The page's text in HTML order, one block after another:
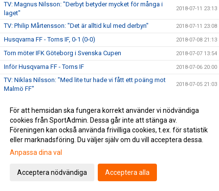
TV: Magnus Nilsson: "Derbyt betyder mycket för många i
laget"
2018-07-11 23:13
TV: Philip Mårtensson: "Det är alltid kul med derbyn" 2018-07-11 23:08
Husqvarna FF - Torns IF, 0-1 (0-0) 2018-07-08 21:13
Torn möter IFK Göteborg i Svenska Cupen 2018-07-07 13:54
Inför Husqvarna FF - Torns IF 2018-07-06 20:00
TV: Niklas Nilsson: "Med lite tur hade vi fått ett poäng mot
Malmö FF"
2018-07-05 21:03
underskatta"
Malmö FF - Torns IF, 3-1 (1-0, 0-0, 2-1) 2018-07-03 14:30
Lottning av Svenska Cupen 2018-07-02 14:22
Torns IF – Skövde AIK, 2-1 (1-0)
Eslövs BK - Torns IF, 0-2 e.f. (0-0)
För att hemsidan ska fungera korrekt använder vi nödvändiga
cookies från SportAdmin. Dessa går inte att stänga av.
Föreningen kan också använda frivilliga cookies, t.ex. för statistik
eller marknadsföring. Du väljer själv om du vill acceptera dessa.
Anpassa dina val
Acceptera nödvändiga Acceptera alla